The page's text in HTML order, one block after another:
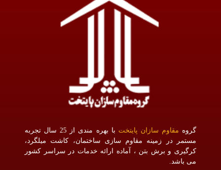
گروه مقاوم سازان پایتخت
با بهره مندی از 25 سال تجربه
مستمر در زمینه مقاوم سازی ساختمان، کاشت میلگرد،
کرگیری و برش بتن ، آماده ارائه خدمات در سراسر کشور
می باشد.